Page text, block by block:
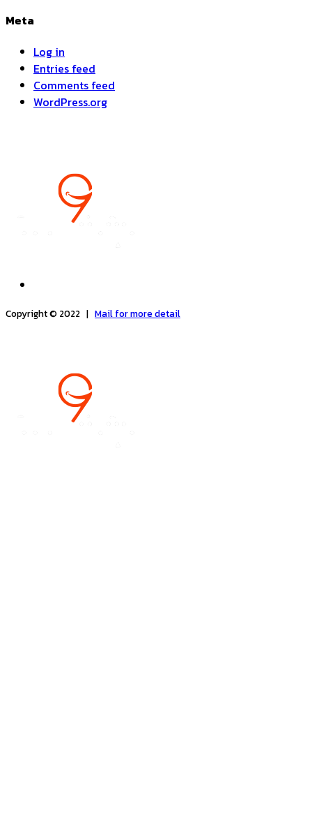
Meta
Log in
Entries feed
Comments feed
WordPress.org
Copyright © 2022 | Mail for more detail